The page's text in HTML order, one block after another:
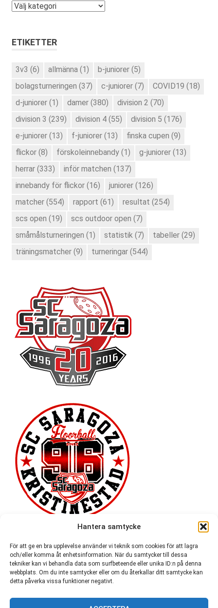
Hantera samtycke
För att ge en bra upplevelse använder vi teknik som cookies för att lagra
och/eller komma åt enhetsinformation. När du samtycker till dessa
tekniker kan vi behandla data som surfbeteende eller unika ID:n på denna
webbplats. Om du inte samtycker eller om du återkallar ditt samtycke kan
detta påverka vissa funktioner negativt.
Kategorier
ETIKETTER
3v3 (6) allmänna (1) b-juniorer (5)
bolagsturneringen (37) c-juniorer (7) COVID19 (18)
d-juniorer (1) damer (380) division 2 (70)
division 3 (239) division 4 (55) division 5 (176)
e-juniorer (13) f-juniorer (13) finska cupen (9)
flickor (8) förskoleinnebandy (1) g-juniorer (13)
herrar (333) inför matchen (137)
innebandy för flickor (16) juniorer (126)
matcher (554) rapport (61) resultat (254)
scs open (19) scs outdoor open (7)
småmålsturneringen (1) statistik (7) tabeller (29)
träningsmatcher (9) turneringar (544)